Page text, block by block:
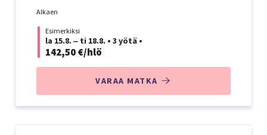
Alkaen
Esimerkiksi
la 15.8. ‒ ti 18.8. • 3 yötä •
142,50 €/hlö
VARAA MATKA